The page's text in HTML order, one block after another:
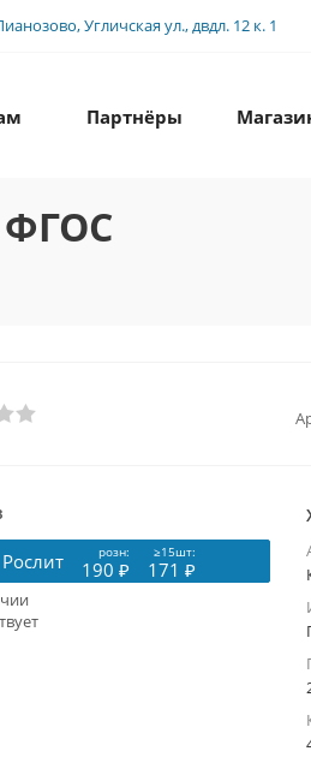
Угличская ул., двдл. 12 к. 1
Партнёры
ФГОС
Рослит розн: ≥15шт:
190 ₽ 171 ₽